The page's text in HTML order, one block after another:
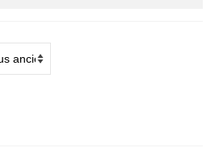
– Tunique